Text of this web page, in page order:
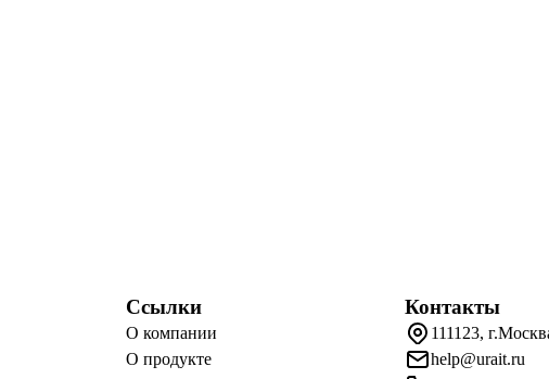
Ссылки
О компании
О продукте
Контакты
111123,
help@urait.ru